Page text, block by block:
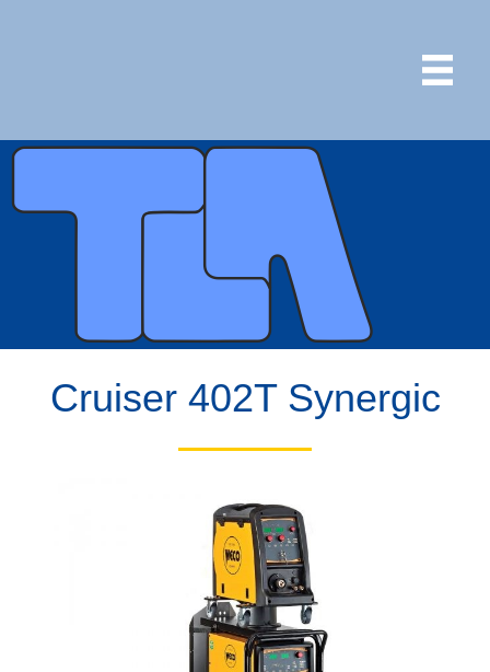
Cruiser 402T Synergic